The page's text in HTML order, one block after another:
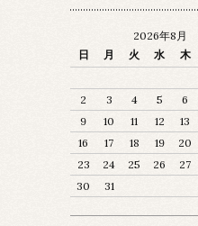
2026年8月
日
月 火 水 木
2
3 4 5 6
9
10 11 12 13
16
17 18 19 20
23
24 25 26 27
30
31